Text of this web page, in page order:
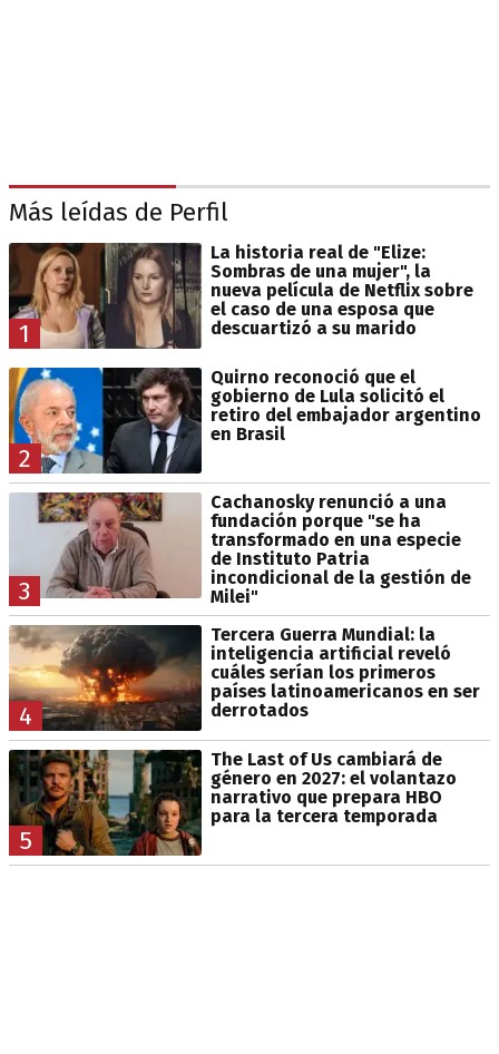
Más leídas de Perfil
1
La historia real de "Elize:
Sombras de una mujer", la
nueva película de Netflix sobre
el caso de una esposa que
descuartizó a su marido
2
Quirno reconoció que el
gobierno de Lula solicitó el
retiro del embajador argentino
en Brasil
3
Cachanosky renunció a una
fundación porque "se ha
transformado en una especie
de Instituto Patria
incondicional de la gestión de
Milei"
4
Tercera Guerra Mundial: la
inteligencia artificial reveló
cuáles serían los primeros
países latinoamericanos en ser
derrotados
5
The Last of Us cambiará de
género en 2027: el volantazo
narrativo que prepara HBO
para la tercera temporada